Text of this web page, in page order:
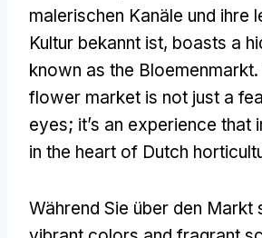
malerischen Kanäle und ihre
Kultur bekannt ist, boasts a
known as the Bloemenmarkt.
flower market is not just a
eyes; it’s an experience that
in the heart of Dutch
Während Sie über den Markt